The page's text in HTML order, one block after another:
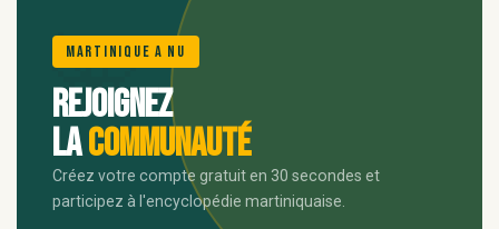
🌺
Martinique A Nu
Rejoignez
lacommunauté
Créez votre compte gratuit en 30 secondes et
participez à l'encyclopédie martiniquaise.